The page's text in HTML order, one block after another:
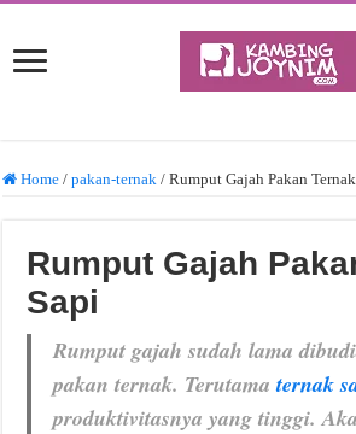
Home / pakan-ternak / Rumput Gajah Pakan
Rumput Gajah
Sapi
Rumput gajah sudah lama
pakan ternak. Terutamaternak
produktivitasnya yang tinggi.